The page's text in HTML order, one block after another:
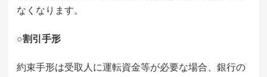
なくなります。
○割引手形
約束手形は受取人に運転資金等が必要な場合、銀行の